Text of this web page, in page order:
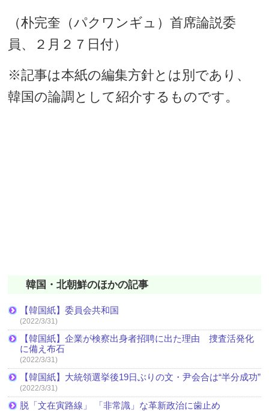
（朴完奎（パクワンギュ）首席論説委
員、２月２７日付）
※記事は本紙の編集方針とは別であり、
韓国の論調として紹介するものです。
韓国・北朝鮮のほかの記事
【韓国紙】委員会共和国
(2022/3/31)
【韓国紙】企業が検察出身者招聘に出た理由 捜査活発化
に備え布石
(2022/3/31)
【韓国紙】大統領選挙後19日ぶりの文・尹会合は“半分成功”
(2022/3/31)
脱「文在寅路線」 「非常識」な革新政治に歯止め